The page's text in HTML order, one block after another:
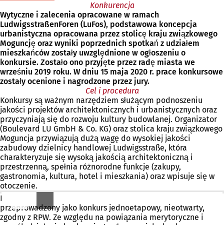
Konkurencja
Wytyczne i zalecenia opracowane w ramach
LudwigsstraßenForen (LuFos), podstawowa koncepcja
urbanistyczna opracowana przez stolicę kraju związkowego
Moguncję oraz wyniki poprzednich spotkań z udziałem
mieszkańców zostały uwzględnione w ogłoszeniu o
konkursie. Zostało ono przyjęte przez radę miasta we
wrześniu 2019 roku. W dniu 15 maja 2020 r. prace konkursowe
zostały ocenione i nagrodzone przez jury.
Cel i procedura
Konkursy są ważnym narzędziem służącym podnoszeniu
jakości projektów architektonicznych i urbanistycznych oraz
przyczyniają się do rozwoju kultury budowlanej. Organizator
(Boulevard LU GmbH & Co. KG) oraz stolica kraju związkowego
Moguncja przywiązują dużą wagę do wysokiej jakości
zabudowy dzielnicy handlowej Ludwigsstraße, która
charakteryzuje się wysoką jakością architektoniczną i
przestrzenną, spełnia różnorodne funkcje (zakupy,
gastronomia, kultura, hotel i mieszkania) oraz wpisuje się w
otoczenie.
Konkurs urbanistyczny i architektoniczny zostanie
przeprowadzony jako konkurs jednoetapowy, nieotwarty,
zgodny z RPW. Ze względu na powiązania merytoryczne i